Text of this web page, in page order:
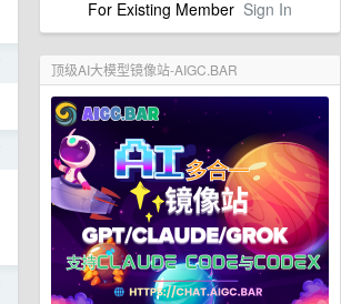
For Existing Member Sign In
顶级AI大模型镜像站-AIGC.BAR